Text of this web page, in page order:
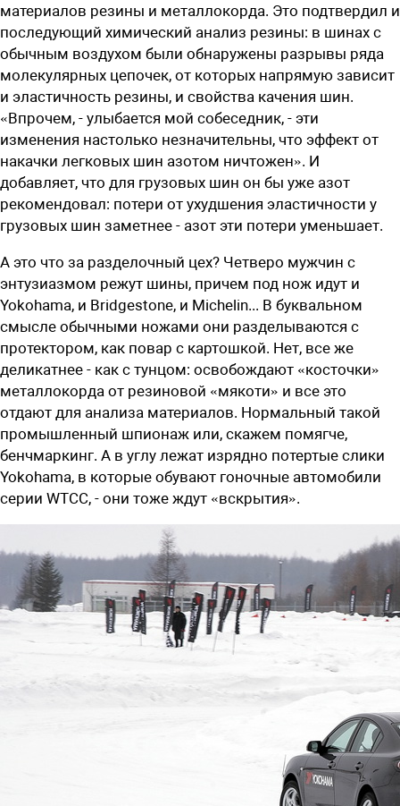
материалов резины и металлокорда. Это подтвердил и
последующий химический анализ резины: в шинах с
обычным воздухом были обнаружены разрывы ряда
молекулярных цепочек, от которых напрямую зависит
и эластичность резины, и свойства качения шин.
«Впрочем, - улыбается мой собеседник, - эти
изменения настолько незначительны, что эффект от
накачки легковых шин азотом ­ничтожен». И
добавляет, что для грузовых шин он бы уже азот
рекомендовал: потери от ухудшения эластичности у
грузовых шин заметнее - азот эти потери уменьшает.
А это что за разделочный цех? Четверо мужчин с
энтузиазмом режут шины, причем под нож идут и
Yokohama, и Bridgestone, и Michelin... В буквальном
смысле обычными ножами они разделываются с
протектором, как повар с картошкой. Нет, все же
деликатнее - как с тунцом: освобождают «косточки»
металлокорда от резиновой «мякоти» и все это
отдают для анализа материалов. Нормальный такой
промышленный шпионаж или, скажем помягче,
бенчмаркинг. А в углу лежат изрядно потертые слики
Yokohama, в которые обувают гоночные автомобили
серии WTCC, - они тоже ждут «вскрытия».